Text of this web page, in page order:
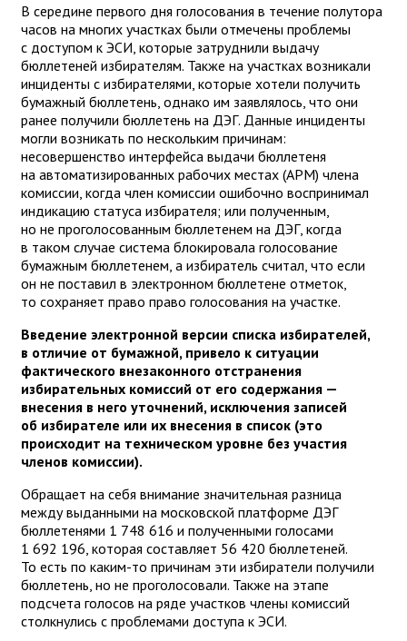
В середине первого дня голосования в течение полутора
часов на многих участках были отмечены проблемы
с доступом к ЭСИ, которые затруднили выдачу
бюллетеней избирателям. Также на участках возникали
инциденты с избирателями, которые хотели получить
бумажный бюллетень, однако им заявлялось, что они
ранее получили бюллетень на ДЭГ. Данные инциденты
могли возникать по нескольким причинам:
несовершенство интерфейса выдачи бюллетеня
на автоматизированных рабочих местах (АРМ) члена
комиссии, когда член комиссии ошибочно воспринимал
индикацию статуса избирателя; или полученным,
но не проголосованным бюллетенем на ДЭГ, когда
в таком случае система блокировала голосование
бумажным бюллетенем, а избиратель считал, что если
он не поставил в электронном бюллетене отметок,
то сохраняет право право голосования на участке.
Введение электронной версии списка избирателей,
в отличие от бумажной, привело к ситуации
фактического внезаконного отстранения
избирательных комиссий от его содержания —
внесения в него уточнений, исключения записей
об избирателе или их внесения в список (это
происходит на техническом уровне без участия
членов комиссии).
Обращает на себя внимание значительная разница
между выданными на московской платформе ДЭГ
бюллетенями 1 748 616 и полученными голосами
1 692 196, которая составляет 56 420 бюллетеней.
То есть по каким-то причинам эти избиратели получили
бюллетень, но не проголосовали. Также на этапе
подсчета голосов на ряде участков члены комиссий
столкнулись с проблемами доступа к ЭСИ.